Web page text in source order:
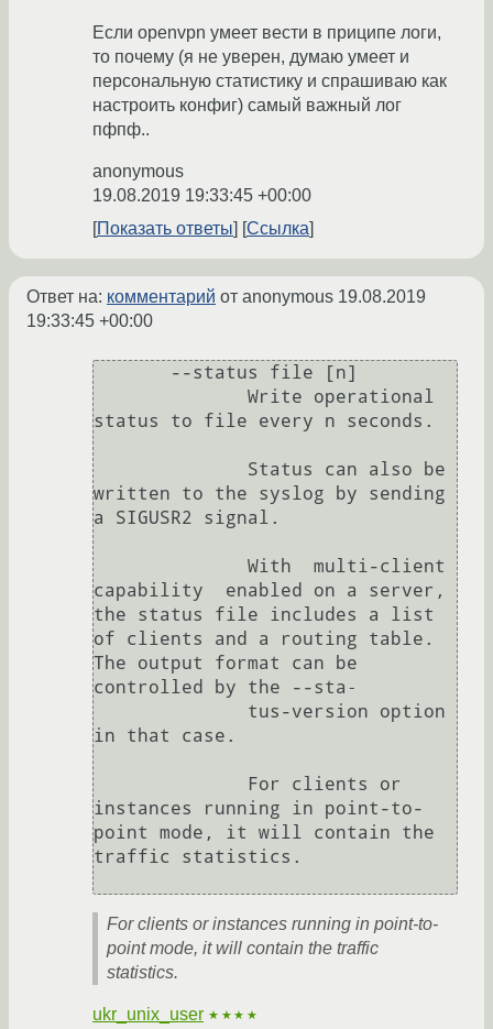
Если openvpn умеет вести в приципе логи,
то почему (я не уверен, думаю умеет и
персональную статистику и спрашиваю как
настроить конфиг) самый важный лог
пфпф..
anonymous
19.08.2019 19:33:45 +00:00
Показать ответы
Ссылка
Ответ на: комментарий от anonymous 19.08.2019
19:33:45 +00:00
status to file every n seconds.
written to the syslog by sending
a SIGUSR2 signal.
capability  enabled on a server,
the status file includes a list
of clients and a routing table.
The output format can be
controlled by the --sta‐
in that case.
instances running in point-to-
point mode, it will contain the
traffic statistics.
For clients or instances running in point-to-
point mode, it will contain the traffic
statistics.
ukr_unix_user ★★★★